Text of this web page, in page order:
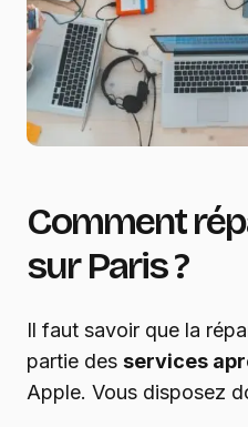
Comment
sur Paris ?
Il faut savoir que la
partie des services
Apple. Vous disposez